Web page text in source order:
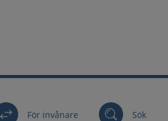
För invånare Sök